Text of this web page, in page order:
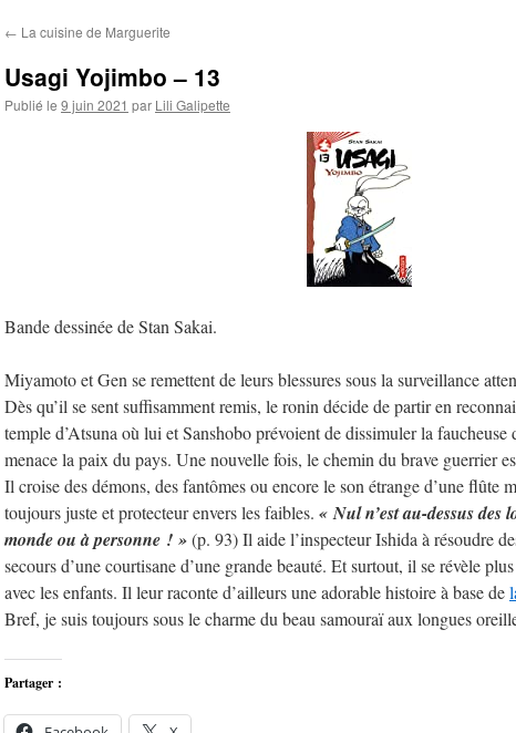
contenu
← La cuisine de Marguerite
Usagi Yojimbo – 13
Publié le 9 juin 2021 par Lili Galipette
Bande dessinée de Stan Sakai.
Miyamoto et Gen se remettent de leurs blessures sous la surveillance
Dès qu’il se sent suffisamment remis, le ronin décide de partir en
temple d’Atsuna où lui et Sanshobo prévoient de dissimuler la faucheuse
menace la paix du pays. Une nouvelle fois, le chemin du brave guerrier
Il croise des démons, des fantômes ou encore le son étrange d’une flûte
toujours juste et protecteur envers les faibles. « Nul n’est au-dessus des
monde ou à personne ! »(p. 93) Il aide l’inspecteur Ishida à résoudre
secours d’une courtisane d’une grande beauté. Et surtout, il se révèle
avec les enfants. Il leur raconte d’ailleurs une adorable histoire à base de
Bref, je suis toujours sous le charme du beau samouraï aux longues
Partager :